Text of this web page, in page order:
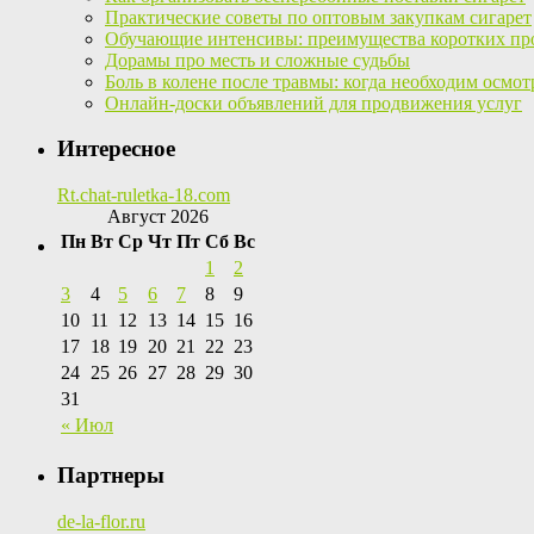
Практические советы по оптовым закупкам сигарет
Обучающие интенсивы: преимущества коротких
Дорамы про месть и сложные судьбы
Боль в колене после травмы: когда необходим
Онлайн-доски объявлений для продвижения услуг
Интересное
Rt.chat-ruletka-18.com
Август 2026
Пн Вт Ср Чт Пт Сб Вс
« Июл
1
2
3
4 5 6 7 8
9
10 11 12 13 14 15 16
17 18 19 20 21 22 23
24 25 26 27 28 29 30
31
Партнеры
de-la-flor.ru